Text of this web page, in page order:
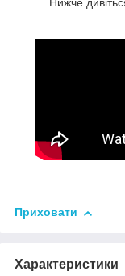
Нижче
Приховати
Характеристики